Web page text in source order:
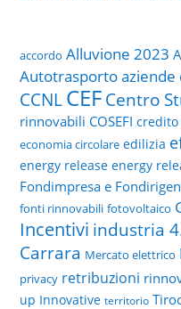
accordo Alluvione 2023
Autotrasporto
CCNLCEF Centro
rinnovabili COSEFI
economia circolare edilizia
energy release energy
Fondimpresa e
fonti rinnovabili fotovoltaico
Incentivi industria
Carrara Mercato elettrico
privacy retribuzioni
up Innovative territorio